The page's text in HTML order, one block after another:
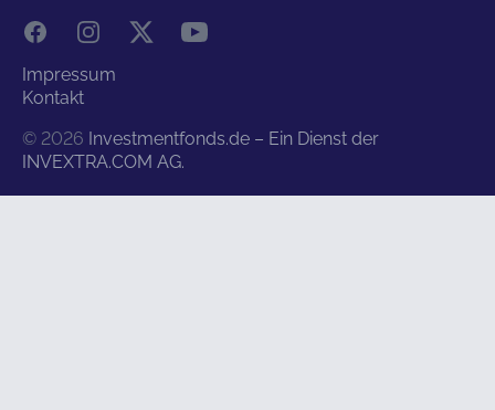
FacebookInstagram
X YouTube
© 2026 Investmentfonds.de – Ein Dienst der
INVEXTRA.COM AG.
Impressum
Kontakt